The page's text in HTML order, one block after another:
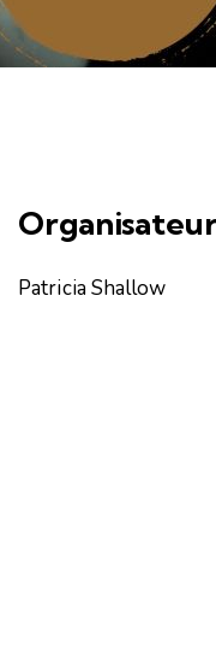
Patricia Shallow